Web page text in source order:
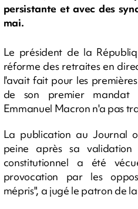
persistante et avec des
mai.
Le président de la
réforme des retraites en
l'avait fait pour les
de son premier mandat
Emmanuel Macron n'a pas
La publication au Journal
peine après sa
constitutionnel a été
provocation par les
mépris", a jugé le patron de